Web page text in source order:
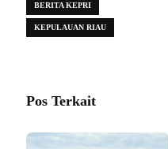
BERITA KEPRI
KEPULAUAN RIAU
Pos Terkait